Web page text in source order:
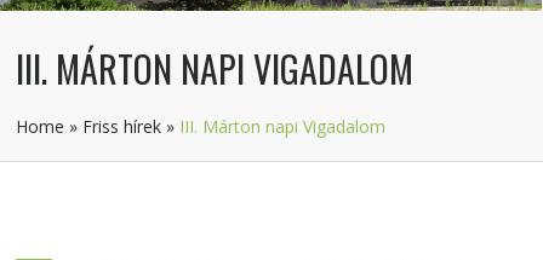
III. MÁRTON NAPI VIGADALOM
Home » Friss hírek » III. Márton napi Vigadalom